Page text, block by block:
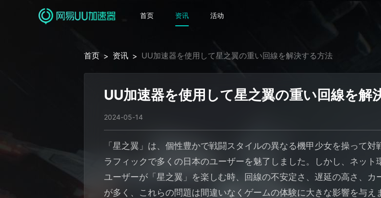
首页 资讯 活动
首页 > 资讯 > UU加速器を使用して星之翼の重い回線を解決する方法
UU加速器を使用して星之翼の重い回線を解
2024-05-14
「星之翼」は、個性豊かで戦闘スタイルの異なる機甲少女を操って
ラフィックで多くの日本のユーザーを魅了しました。しかし、ネッ
ユーザーが「星之翼」を楽しむ時、回線の不安定さ、遅延の高さ、カ
が多く、これらの問題は間違いなくゲームの体験に大きな影響を与え